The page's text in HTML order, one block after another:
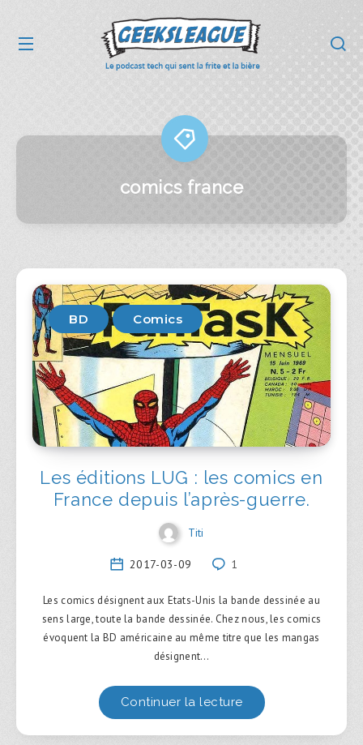
comics france
BD Comics
Les éditions LUG : les comics en
France depuis l’après-guerre.
Titi
2017-03-09 1
Les comics désignent aux Etats-Unis la bande dessinée au
sens large, toute la bande dessinée. Chez nous, les comics
évoquent la BD américaine au même titre que les mangas
désignent…
Continuer la lecture